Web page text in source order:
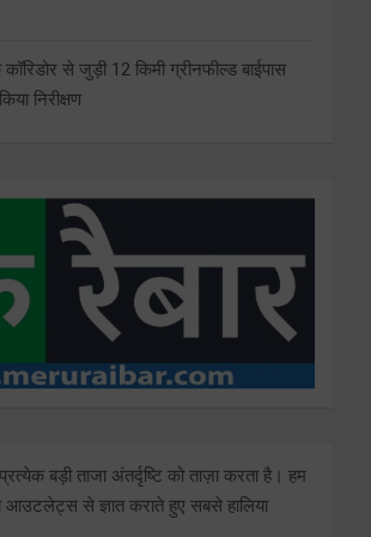
से जुड़ी 12 किमी ग्रीनफील्ड बाईपास
निरीक्षण
बड़ी ताजा अंतर्दृष्टि को ताज़ा करता है। हम
आउटलेट्स से ज्ञात कराते हुए सबसे हालिया